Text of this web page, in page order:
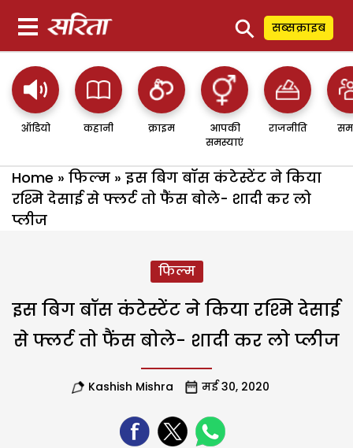
⚲ सब्सक्राइब
ऑडियो कहानी क्राइम
आपकी
समस्याएं
राजनीति
Home » फिल्म » इस बिग बॉस कंटेस्टेंट ने किया
रश्मि देसाई से फ्लर्ट तो फैंस बोले- शादी कर लो
प्लीज
फिल्म
इस बिग बॉस कंटेस्टेंट ने किया रश्मि देसाई
से फ्लर्ट तो फैंस बोले- शादी कर लो प्लीज
Kashish Mishra मई 30, 2020